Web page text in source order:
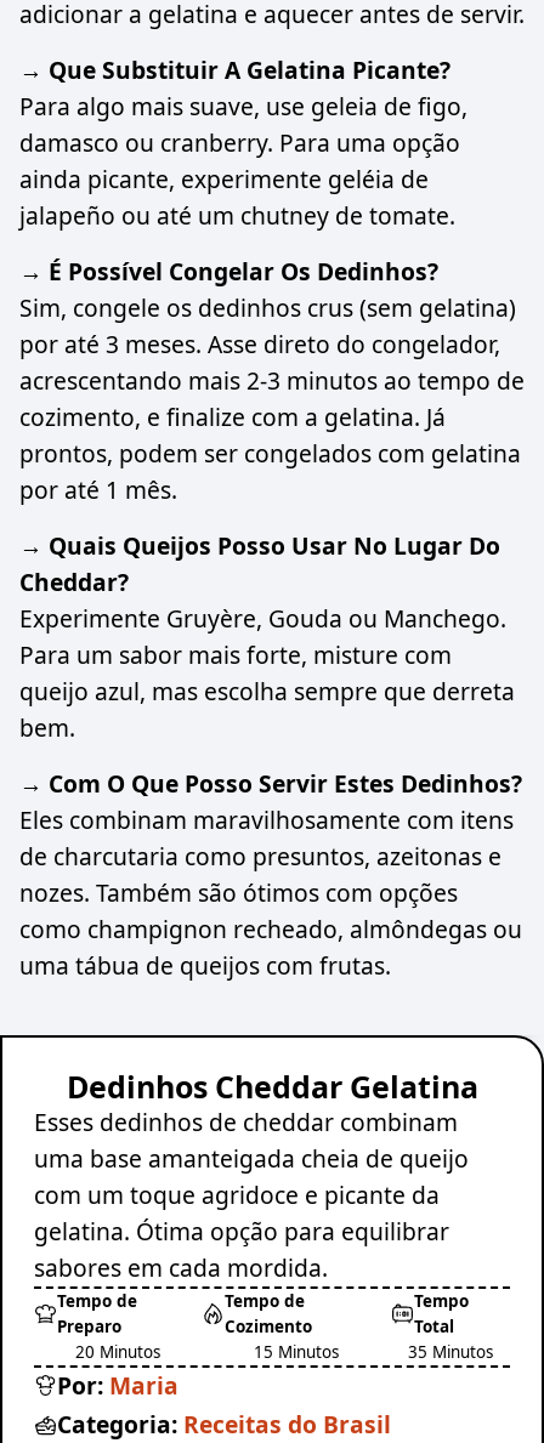
adicionar a gelatina e aquecer antes de servir.
→ Que Substituir A Gelatina Picante?
Para algo mais suave, use geleia de figo,
damasco ou cranberry. Para uma opção
ainda picante, experimente geléia de
jalapeño ou até um chutney de tomate.
→ É Possível Congelar Os Dedinhos?
Sim, congele os dedinhos crus (sem gelatina)
por até 3 meses. Asse direto do congelador,
acrescentando mais 2-3 minutos ao tempo de
cozimento, e finalize com a gelatina. Já
prontos, podem ser congelados com gelatina
por até 1 mês.
→ Quais Queijos Posso Usar No Lugar Do
Cheddar?
Experimente Gruyère, Gouda ou Manchego.
Para um sabor mais forte, misture com
queijo azul, mas escolha sempre que derreta
bem.
→ Com O Que Posso Servir Estes Dedinhos?
Eles combinam maravilhosamente com itens
de charcutaria como presuntos, azeitonas e
nozes. Também são ótimos com opções
como champignon recheado, almôndegas ou
uma tábua de queijos com frutas.
Dedinhos Cheddar Gelatina
Esses dedinhos de cheddar combinam
uma base amanteigada cheia de queijo
com um toque agridoce e picante da
gelatina. Ótima opção para equilibrar
sabores em cada mordida.
Tempo de
Preparo
20 Minutos
Tempo de
Cozimento
15 Minutos
Tempo
Total
35 Minutos
Por: Maria
Categoria: Receitas do Brasil